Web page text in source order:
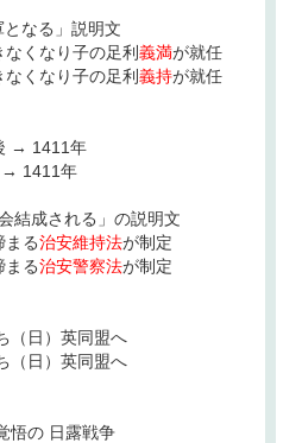
なる」説明文
なくなり子の足利義満が就任
なくなり子の足利義持が就任
→ 1411年
→ 1411年
結成される」の説明文
まる治安維持法が制定
まる治安警察法が制定
日）英同盟へ
日）英同盟へ
の 日露戦争